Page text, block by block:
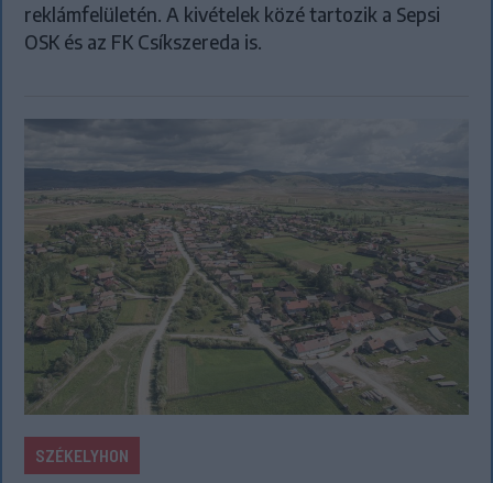
reklámfelületén. A kivételek közé tartozik a Sepsi
OSK és az FK Csíkszereda is.
SZÉKELYHON